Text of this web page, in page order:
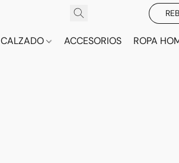
CALZADO ACCESORIOS ROPA